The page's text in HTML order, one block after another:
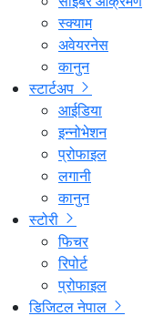
स्क्याम
अवेयरनेस
कानुन
स्टार्टअप
आईडिया
इन्नोभेशन
प्रोफाइल
लगानी
कानुन
स्टोरी
फिचर
रिपोर्ट
प्रोफाइल
डिजिटल नेपाल